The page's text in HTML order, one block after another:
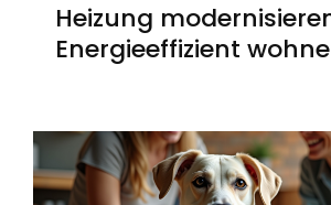
Heizung
Energieeffizient